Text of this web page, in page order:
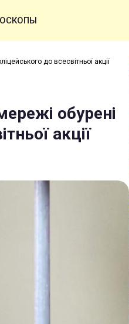
до всесвітньої акції
обурені
акції